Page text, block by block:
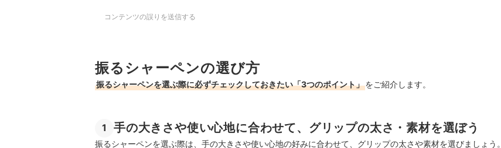
コンテンツの誤りを送信する
振るシャーペンの選び方
振るシャーペンを選ぶ際に必ずチェックしておきたい「3つのポイント」をご紹介します。
1 手の大きさや使い心地に合わせて、グリップの太さ・素材を選ぼう
振るシャーペンを選ぶ際は、手の大きさや使い心地の好みに合わせて、グリップの太さや素材を選びましょう。